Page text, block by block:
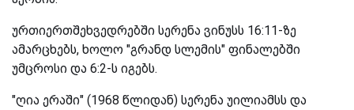
ურთიერთშეხვედრებში სერენა ვინუსს 16:11-ზე
ამარცხებს, ხოლო "გრანდ სლემის" ფინალებში
უმცროსი და 6:2-ს იგებს.
"ღია ერაში" (1968 წლიდან) სერენა უილიამსს და